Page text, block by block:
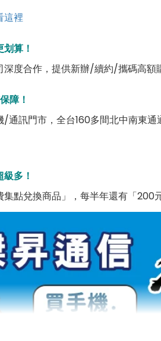
這裡
算！
度合作，提供新辦/續約/攜碼高額
障！
通訊門市，全台160多間北中南東
多！
點兌換商品」，每半年還有「200